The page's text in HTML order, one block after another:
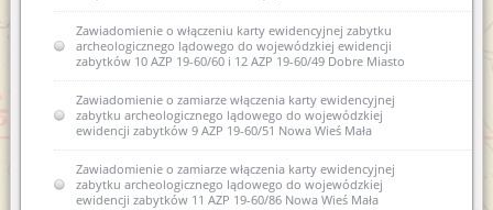
Zawiadomienie o włączeniu karty ewidencyjnej zabytku
archeologicznego lądowego do wojewódzkiej ewidencji
zabytków 10 AZP 19-60/60 i 12 AZP 19-60/49 Dobre Miasto
Zawiadomienie o zamiarze włączenia karty ewidencyjnej
zabytku archeologicznego lądowego do wojewódzkiej
ewidencji zabytków 9 AZP 19-60/51 Nowa Wieś Mała
Zawiadomienie o zamiarze włączenia karty ewidencyjnej
zabytku archeologicznego lądowego do wojewódzkiej
ewidencji zabytków 11 AZP 19-60/86 Nowa Wieś Mała